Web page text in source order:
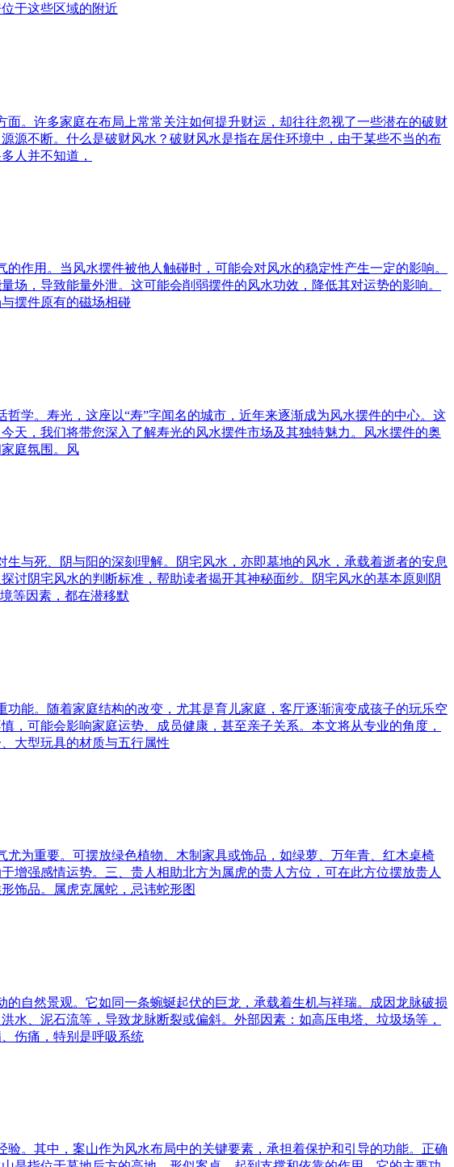
于这些区域的附近
。许多家庭在布局上常常关注如何提升财运，却往往忽视了一些潜在的破财
源不断。什么是破财风水？破财风水是指在居住环境中，由于某些不当的布
人并不知道，
作用。当风水摆件被他人触碰时，可能会对风水的稳定性产生一定的影响。
，导致能量外泄。这可能会削弱摆件的风水功效，降低其对运势的影响。
摆件原有的磁场相碰
学。寿光，这座以“寿”字闻名的城市，近年来逐渐成为风水摆件的中心。这
天，我们将带您深入了解寿光的风水摆件市场及其独特魅力。风水摆件的奥
庭氛围。风
与死、阴与阳的深刻理解。阴宅风水，亦即墓地的风水，承载着逝者的安息
讨阴宅风水的判断标准，帮助读者揭开其神秘面纱。阴宅风水的基本原则阴
等因素，都在潜移默
能。随着家庭结构的改变，尤其是育儿家庭，客厅逐渐演变成孩子的玩乐空
可能会影响家庭运势、成员健康，甚至亲子关系。本文将从专业的角度，
大型玩具的材质与五行属性
为重要。可摆放绿色植物、木制家具或饰品，如绿萝、万年青、红木桌椅
增强感情运势。三、贵人相助北方为属虎的贵人方位，可在此方位摆放贵人
饰品。属虎克属蛇，忌讳蛇形图
自然景观。它如同一条蜿蜒起伏的巨龙，承载着生机与祥瑞。成因龙脉破损
、泥石流等，导致龙脉断裂或偏斜。外部因素：如高压电塔、垃圾场等，
伤痛，特别是呼吸系统
。其中，案山作为风水布局中的关键要素，承担着保护和引导的功能。正确